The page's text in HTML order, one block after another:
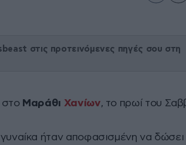
στις προτεινόμενες πηγές σου στη
στο Μαράθι Χανίων, το πρωί του
ήταν αποφασισμένη να δώσει